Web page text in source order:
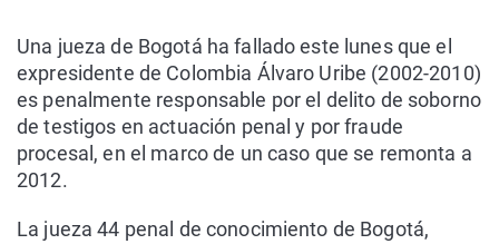
Una jueza de Bogotá ha fallado este lunes que el
expresidente de Colombia Álvaro Uribe (2002-2010)
es penalmente responsable por el delito de soborno
de testigos en actuación penal y por fraude
procesal, en el marco de un caso que se remonta a
2012.
La jueza 44 penal de conocimiento de Bogotá,